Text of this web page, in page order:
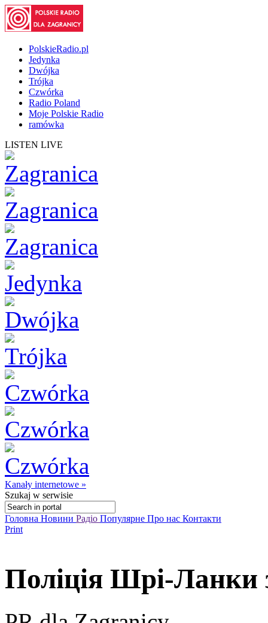
PolskieRadio.pl
Jedynka
Dwójka
Trójka
Czwórka
Radio Poland
Moje Polskie Radio
ramówka
LISTEN LIVE
Kanały internetowe »
Szukaj w serwisie
Головна Новини Радіо Популярне Про нас Контакти
Print
Поліція Шрі-Ланки